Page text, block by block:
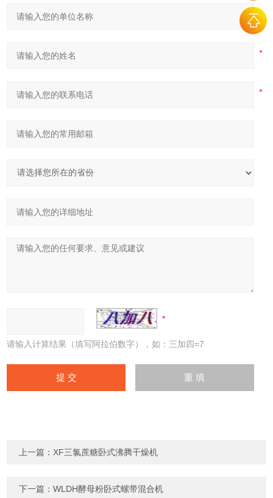
请输入计算结果（填写阿拉伯数字），如：三加四=7
上一篇： XF三氯蔗糖卧式沸腾干燥机
下一篇：WLDH酵母粉卧式螺带混合机